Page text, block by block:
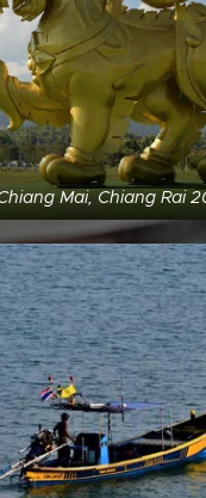
Mai, Chiang Rai